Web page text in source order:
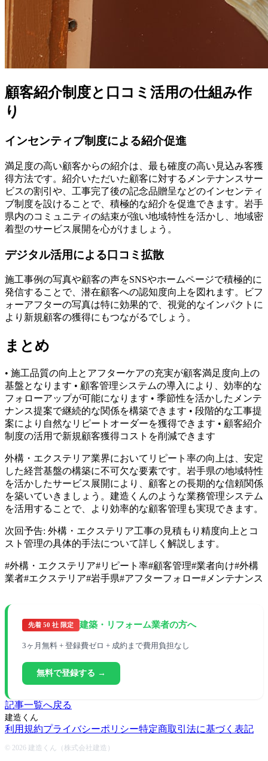
顧客紹介制度と口コミ活用の仕組み作
り
インセンティブ制度による紹介促進
満足度の高い顧客からの紹介は、最も確度の高い見込み客獲
得方法です。紹介いただいた顧客に対するメンテナンスサー
ビスの割引や、工事完了後の記念品贈呈などのインセンティ
ブ制度を設けることで、積極的な紹介を促進できます。岩手
県内のコミュニティの結束が強い地域特性を活かし、地域密
着型のサービス展開を心がけましょう。
デジタル活用による口コミ拡散
施工事例の写真や顧客の声をSNSやホームページで積極的に
発信することで、潜在顧客への認知度向上を図れます。ビフ
ォーアフターの写真は特に効果的で、視覚的なインパクトに
より新規顧客の獲得にもつながるでしょう。
まとめ
• 施工品質の向上とアフターケアの充実が顧客満足度向上の
基盤となります • 顧客管理システムの導入により、効率的な
フォローアップが可能になります • 季節性を活かしたメンテ
ナンス提案で継続的な関係を構築できます • 段階的な工事提
案により自然なリピートオーダーを獲得できます • 顧客紹介
制度の活用で新規顧客獲得コストを削減できます
外構・エクステリア業界においてリピート率の向上は、安定
した経営基盤の構築に不可欠な要素です。岩手県の地域特性
を活かしたサービス展開により、顧客との長期的な信頼関係
を築いていきましょう。建造くんのような業務管理システム
を活用することで、より効率的な顧客管理も実現できます。
次回予告: 外構・エクステリア工事の見積もり精度向上とコ
スト管理の具体的手法について詳しく解説します。
#外構・エクステリア#リピート率#顧客管理#業者向け#外構
業者#エクステリア#岩手県#アフターフォロー# メンテナンス
先着 50 社 限定 建築・リフォーム業者の方へ
3ヶ月無料 + 登録費ゼロ + 成約まで費用負担なし
無料で登録する →
記事一覧へ戻る
建造くん
利用規約プライバシーポリシー特定商取引法に基づく表記
© 2026 建造くん（株式会社建造）